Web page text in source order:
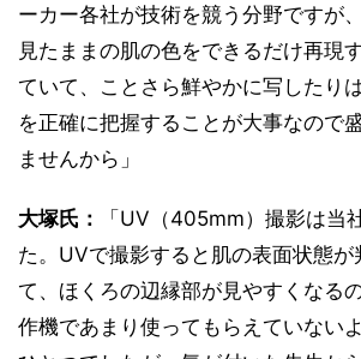
ーカー各社が技術を競う分野ですが
見たままの肌の色をできるだけ再現
ていて、ことさら鮮やかに写したり
を正確に把握することが大事なので
ませんから」
大塚氏：
「UV（405mm）撮影は当
た。UVで撮影すると肌の表面状態が
て、ほくろの辺縁部が見やすくなる
作機であまり使ってもらえていない